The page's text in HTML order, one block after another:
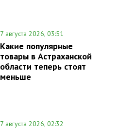
7 августа 2026, 03:51
Какие популярные
товары в Астраханской
области теперь стоят
меньше
7 августа 2026, 02:32